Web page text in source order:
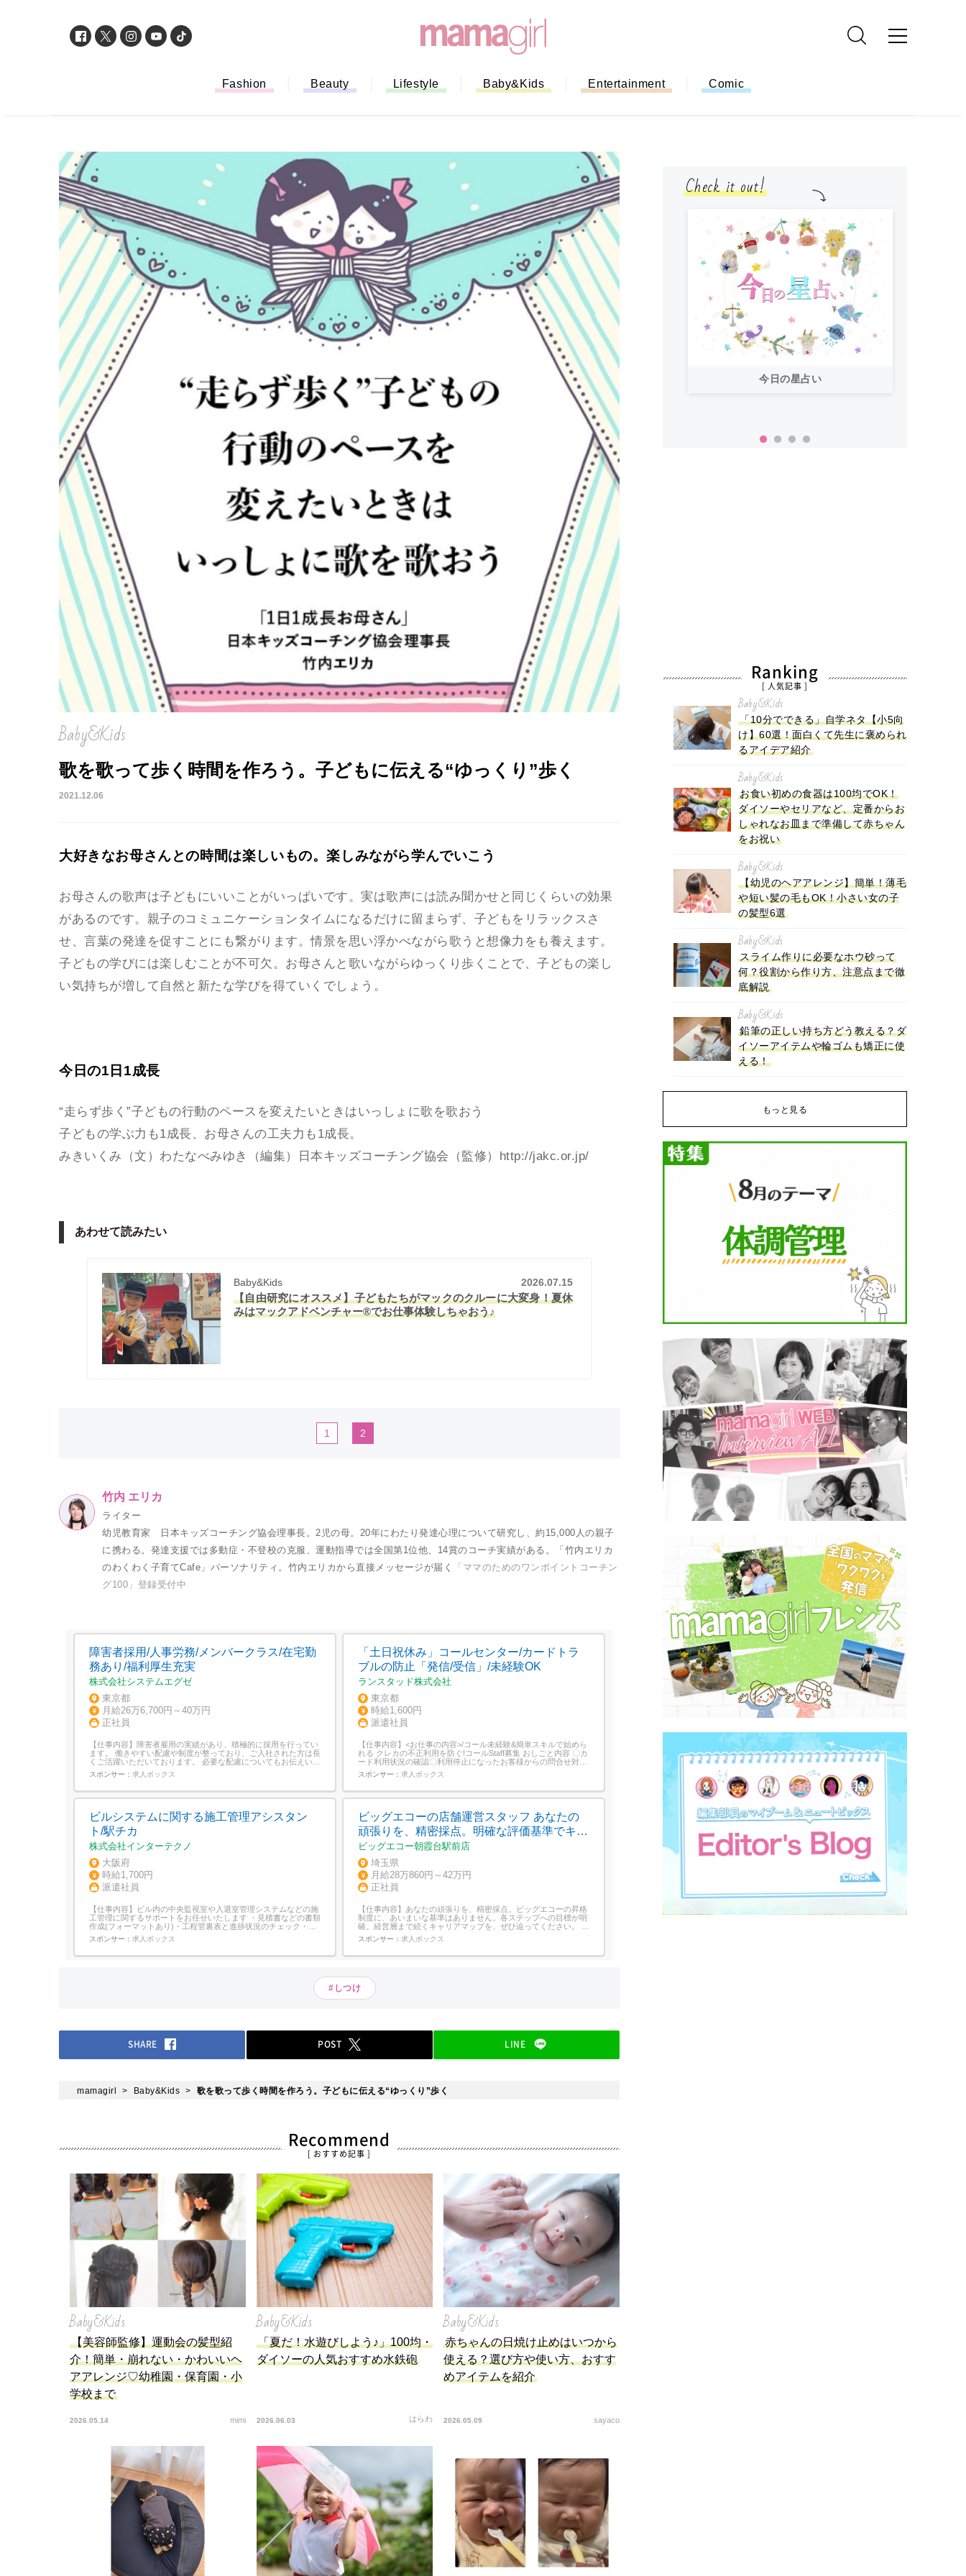
Fashion Beauty Lifestyle Baby&Kids Entertainment Comic
Baby&Kids
歌を歌って歩く時間を作ろう。子どもに伝える“ゆっくり”歩く
2021.12.06
大好きなお母さんとの時間は楽しいもの。楽しみながら学んでいこう
お母さんの歌声は子どもにいいことがいっぱいです。実は歌声には読み聞かせと同じくらいの効果
があるのです。親子のコミュニケーションタイムになるだけに留まらず、子どもをリラックスさ
せ、言葉の発達を促すことにも繋がります。情景を思い浮かべながら歌うと想像力をも養えます。
子どもの学びには楽しむことが不可欠。お母さんと歌いながらゆっくり歩くことで、子どもの楽し
い気持ちが増して自然と新たな学びを得ていくでしょう。
今日の1日1成長
“走らず歩く”子どもの行動のペースを変えたいときはいっしょに歌を歌おう
子どもの学ぶ力も1成長、お母さんの工夫力も1成長。
みきいくみ（文）わたなべみゆき（編集）日本キッズコーチング協会（監修）http://jakc.or.jp/
あわせて読みたい
Baby&Kids 2026.07.15
【自由研究にオススメ】子どもたちがマックのクルーに大変身！夏休
みはマックアドベンチャー®でお仕事体験しちゃおう♪
1 2
竹内 エリカ
ライター
幼児教育家 日本キッズコーチング協会理事長。2児の母。20年にわたり発達心理について研究し、約15,000人の親子
に携わる。発達支援では多動症・不登校の克服、運動指導では全国第1位他、14賞のコーチ実績がある。「竹内エリカ
のわくわく子育てCafe」パーソナリティ。竹内エリカから直接メッセージが届く
「ママのためのワンポイントコーチン
グ100」登録受付中
障害者採用/人事労務/メンバークラス/在宅勤
務あり/福利厚生充実
株式会社システムエグゼ
東京都
月給26万6,700円～40万円
正社員
【仕事内容】障害者雇用の実績があり、積極的に採用を行ってい
ます。 働きやすい配慮や制度が整っており、ご入社された方は長
くご活躍いただいております。 必要な配慮についてもお伝えいた
だければ柔軟にご検討いただけますので、お気軽にご相談くださ
い。 仕事内容<創業以来25年連続黒字成長中の安定企業 >システ
つの業界に特化した業務ソリュー...
スポンサー： 求人ボックス
「土日祝休み」コールセンター/カードトラ
ブルの防止「発信/受信」/未経験OK
ランスタッド株式会社
東京都
時給1,600円
派遣社員
【仕事内容】<お仕事の内容>/コール未経験&簡単スキルで始めら
れる クレカの不正利用を防ぐ!コールStaff募集 おしごと内容 〇カ
ード利用状況の確認〇利用停止になったお客様からの問合せ対応
〇カードの差し替え対応〇対応内容の入力研修後もカンタンな業
務からスタート!少しずつお仕事に慣れていける環境で安心 社員
スポンサー： 求人ボックス
ビルシステムに関する施工管理アシスタン
ト/駅チカ
株式会社インターテクノ
大阪府
時給1,700円
派遣社員
【仕事内容】ビル内の中央監視室や入退室管理システムなどの施
工管理に関するサポートをお任せいたします ・見積書などの書類
作成(フォーマットあり)・工程管裏表と進捗状況のチェック・写
真撮影や現場作業補助など現場調査サポート 現場は関西エリアと
なります(大阪が中心、姫路や和歌山なども一部あり)オフィス業
スポンサー： 求人ボックス
ビッグエコーの店舗運営スタッフ あなたの
頑張りを、精密採点。明確な評価基準でキャ
リアを描けます
ビッグエコー朝霞台駅前店
埼玉県
月給28万860円～42万円
正社員
【仕事内容】あなたの頑張りを、精密採点。ビッグエコーの昇格
制度に、あいまいな基準はありません。各ステップへの目標が明
確。経営層まで続くキャリアマップを、ぜひ辿ってください。 こ
の求人のPOINT! 未経験でも全国月給28万円以上スタート! 明確な
評価基準で昇格&昇給可能 残業月平均20時間未満|過度な残業な
スポンサー： 求人ボックス
#しつけ
SHARE POST LINE
mamagirl Baby&Kids 歌を歌って歩く時間を作ろう。子どもに伝える“ゆっくり”歩く
Recommend
[ おすすめ記事 ]
Baby&Kids
【美容師監修】運動会の髪型紹
介！簡単・崩れない・かわいいヘ
アアレンジ♡幼稚園・保育園・小
学校まで
2026.05.14 mimi
Baby&Kids
「夏だ！水遊びしよう♪」100均・
ダイソーの人気おすすめ水鉄砲
2026.06.03 はらわ
Baby&Kids
赤ちゃんの日焼け止めはいつから
使える？選び方や使い方、おすす
めアイテムを紹介
2026.05.09 sayaco
Check it out!
「もう行列に並ばない！」ミスドのモ
バイルオーダー完全ガイド｜支払い方
法から受け取り方までネットオーダー
を徹底解説
今日の星占い
Ranking
[ 人気記事 ]
Baby&Kids
「10分でできる」自学ネタ【小5向
け】60選！面白くて先生に褒められ
るアイデア紹介
Baby&Kids
お食い初めの食器は100均でOK！
ダイソーやセリアなど、定番からお
しゃれなお皿まで準備して赤ちゃん
をお祝い
Baby&Kids
【幼児のヘアアレンジ】簡単！薄毛
や短い髪の毛もOK！小さい女の子
の髪型6選
Baby&Kids
スライム作りに必要なホウ砂って
何？役割から作り方、注意点まで徹
底解説
Baby&Kids
鉛筆の正しい持ち方どう教える？ダ
イソーアイテムや輪ゴムも矯正に使
える！
もっと見る